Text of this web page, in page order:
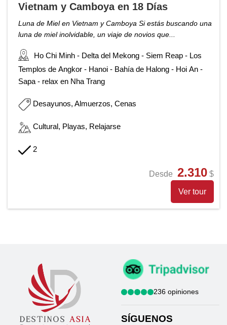
Vietnam y Camboya en 18 Días
Luna de Miel en Vietnam y Camboya Si estás buscando una
luna de miel inolvidable, un viaje de novios que...
Ho Chi Minh - Delta del Mekong - Siem Reap - Los
Templos de Angkor - Hanoi - Bahía de Halong - Hoi An -
Sapa - relax en Nha Trang
Desayunos, Almuerzos, Cenas
Cultural, Playas, Relajarse
2
Desde 2.310 $
Ver tour
236 opiniones
SÍGUENOS